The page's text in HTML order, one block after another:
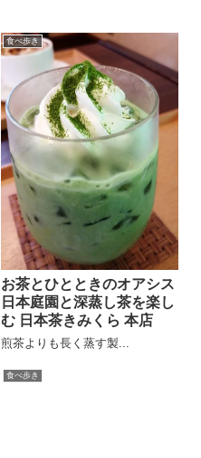
食べ歩き
お茶とひとときのオアシス
日本庭園と深蒸し茶を楽し
む 日本茶きみくら 本店
煎茶よりも長く蒸す製...
食べ歩き